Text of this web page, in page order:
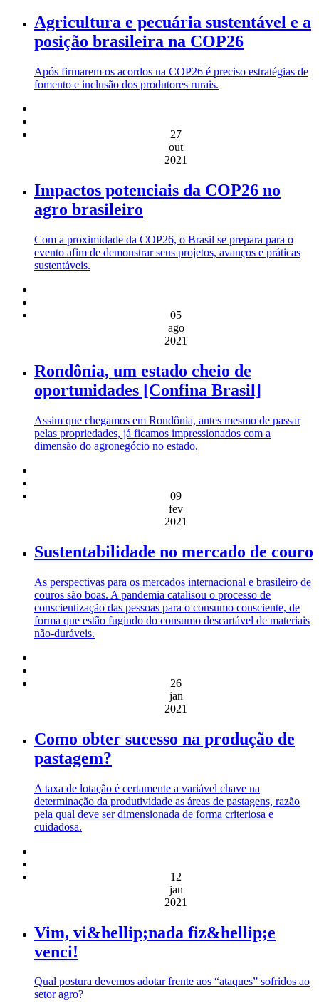
Agricultura e pecuária sustentável e a
posição brasileira na COP26
Após firmarem os acordos na COP26 é preciso estratégias de
fomento e inclusão dos produtores rurais.
27
out
2021
Impactos potenciais da COP26 no
agro brasileiro
Com a proximidade da COP26, o Brasil se prepara para o
evento afim de demonstrar seus projetos, avanços e práticas
sustentáveis.
05
ago
2021
Rondônia, um estado cheio de
oportunidades [Confina Brasil]
Assim que chegamos em Rondônia, antes mesmo de passar
pelas propriedades, já ficamos impressionados com a
dimensão do agronegócio no estado.
09
fev
2021
Sustentabilidade no mercado de couro
As perspectivas para os mercados internacional e brasileiro de
couros são boas. A pandemia catalisou o processo de
conscientização das pessoas para o consumo consciente, de
forma que estão fugindo do consumo descartável de materiais
não-duráveis.
26
jan
2021
Como obter sucesso na produção de
pastagem?
A taxa de lotação é certamente a variável chave na
determinação da produtividade as áreas de pastagens, razão
pela qual deve ser dimensionada de forma criteriosa e
cuidadosa.
12
jan
2021
Vim, vi&hellip;nada fiz&hellip;e
venci!
Qual postura devemos adotar frente aos “ataques” sofridos ao
setor agro?